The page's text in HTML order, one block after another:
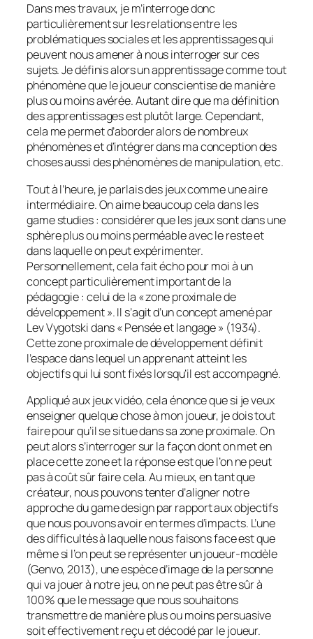
Dans mes travaux, je m’interroge donc
particulièrement sur les relations entre les
problématiques sociales et les apprentissages qui
peuvent nous amener à nous interroger sur ces
sujets. Je définis alors un apprentissage comme tout
phénomène que le joueur conscientise de manière
plus ou moins avérée. Autant dire que ma définition
des apprentissages est plutôt large. Cependant,
cela me permet d’aborder alors de nombreux
phénomènes et d’intégrer dans ma conception des
choses aussi des phénomènes de manipulation, etc.
Tout à l’heure, je parlais des jeux comme une aire
intermédiaire. On aime beaucoup cela dans les
game studies: considérer que les jeux sont dans une
sphère plus ou moins perméable avec le reste et
dans laquelle on peut expérimenter.
Personnellement, cela fait écho pour moi à un
concept particulièrement important de la
pédagogie : celui de la « zone proximale de
développement ». Il s’agit d’un concept amené par
Lev Vygotski dans « Pensée et langage » (1934).
Cette zone proximale de développement définit
l’espace dans lequel un apprenant atteint les
objectifs qui lui sont fixés lorsqu’il est accompagné.
Appliqué aux jeux vidéo, cela énonce que si je veux
enseigner quelque chose à mon joueur, je dois tout
faire pour qu’il se situe dans sa zone proximale. On
peut alors s’interroger sur la façon dont on met en
place cette zone et la réponse est que l’on ne peut
pas à coût sûr faire cela. Au mieux, en tant que
créateur, nous pouvons tenter d’aligner notre
approche dugame designpar rapport aux objectifs
que nous pouvons avoir en termes d’impacts. L’une
des difficultés à laquelle nous faisons face est que
même si l’on peut se représenter un joueur-modèle
(Genvo, 2013), une espèce d’image de la personne
qui va jouer à notre jeu, on ne peut pas être sûr à
100% que le message que nous souhaitons
transmettre de manière plus ou moins persuasive
soit effectivement reçu et décodé par le joueur.